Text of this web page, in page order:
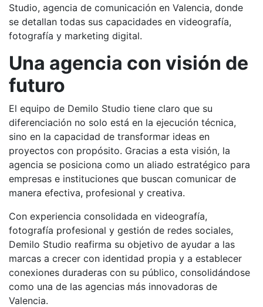
Studio, agencia de comunicación en Valencia, donde
se detallan todas sus capacidades en videografía,
fotografía y marketing digital.
Una agencia con visión de
futuro
El equipo de Demilo Studio tiene claro que su
diferenciación no solo está en la ejecución técnica,
sino en la capacidad de transformar ideas en
proyectos con propósito. Gracias a esta visión, la
agencia se posiciona como un aliado estratégico para
empresas e instituciones que buscan comunicar de
manera efectiva, profesional y creativa.
Con experiencia consolidada en videografía,
fotografía profesional y gestión de redes sociales,
Demilo Studio reafirma su objetivo de ayudar a las
marcas a crecer con identidad propia y a establecer
conexiones duraderas con su público, consolidándose
como una de las agencias más innovadoras de
Valencia.